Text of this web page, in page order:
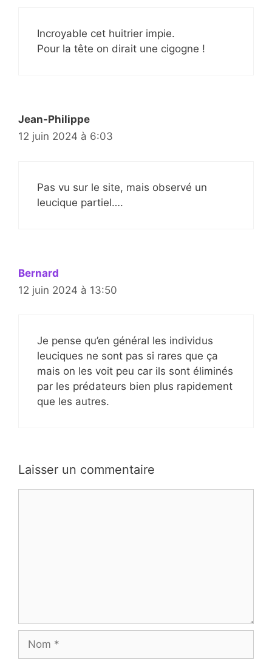
Incroyable cet huitrier impie.
Pour la tête on dirait une cigogne !
Jean-Philippe
12 juin 2024 à 6:03
Pas vu sur le site, mais observé un
leucique partiel….
Bernard
12 juin 2024 à 13:50
Je pense qu’en général les individus
leuciques ne sont pas si rares que ça
mais on les voit peu car ils sont éliminés
par les prédateurs bien plus rapidement
que les autres.
Laisser un commentaire